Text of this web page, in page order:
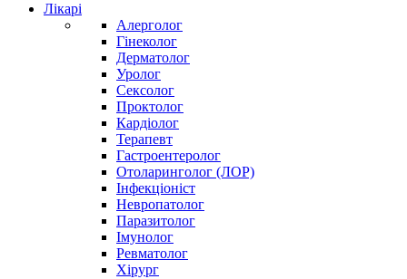
Лікарі
Алерголог
Гінеколог
Дерматолог
Уролог
Сексолог
Проктолог
Кардіолог
Терапевт
Гастроентеролог
Отоларинголог (ЛОР)
Інфекціоніст
Невропатолог
Паразитолог
Імунолог
Ревматолог
Хірург